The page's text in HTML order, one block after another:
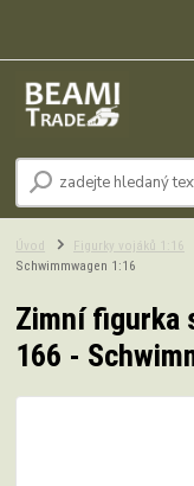
Úvod Figurky vojáků 1:16
Schwimmwagen 1:16
Zimní figurka
166 -